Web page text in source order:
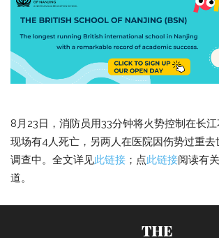
8月23日，消防员用33分钟将火势控制在长江
现场有4人死亡，另两人在医院因伤势过重去
调查中。全文详见此链接 ；点此链接阅读有
道。